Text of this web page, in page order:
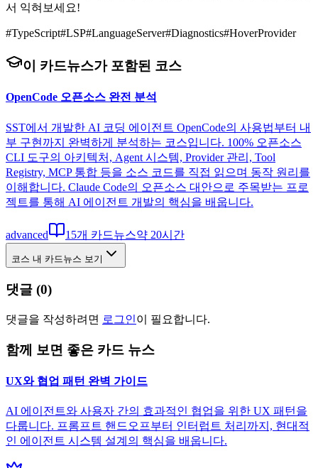
서 익혀보세요!
#TypeScript#LSP#LanguageServer#Diagnostics#HoverProvider
이 카드뉴스가 포함된 코스
OpenCode 오픈소스 완전 분석
SST에서 개발한 AI 코딩 에이전트 OpenCode의 사용법부터 내
부 구현까지 완벽하게 분석하는 코스입니다. 100% 오픈소스
CLI 도구의 아키텍처, Agent 시스템, Provider 관리, Tool
Registry, MCP 통합 등을 소스 코드를 직접 읽으며 동작 원리를
이해합니다. Claude Code의 오픈소스 대안으로 주목받는 프로
젝트를 통해 AI 에이전트 개발의 핵심을 배웁니다.
advanced 15개 카드뉴스약 20시간
코스 내 카드뉴스 보기
댓글 (0)
댓글을 작성하려면 로그인이 필요합니다.
함께 보면 좋은 카드 뉴스
UX와 협업 패턴 완벽 가이드
AI 에이전트와 사용자 간의 효과적인 협업을 위한 UX 패턴을
다룹니다. 프롬프트 핸드오프부터 인터럽트 처리까지, 현대적
인 에이전트 시스템 설계의 핵심을 배웁니다.